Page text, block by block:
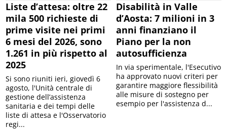
Liste d’attesa: oltre 22
mila 500 richieste di
prime visite nei primi
6 mesi del 2026, sono
1.261 in più rispetto al
2025
Si sono riuniti ieri, giovedì 6
agosto, l'Unità centrale di
gestione dell’assistenza
sanitaria e dei tempi delle
liste di attesa e l'Osservatorio
regi...
Disabilità in Valle
d’Aosta: 7 milioni in 3
anni finanziano il
Piano per la non
autosufficienza
In via sperimentale, l'Esecutivo
ha approvato nuovi criteri per
garantire maggiore flessibilità
alle misure di sostegno per
esempio per l'assistenza d...